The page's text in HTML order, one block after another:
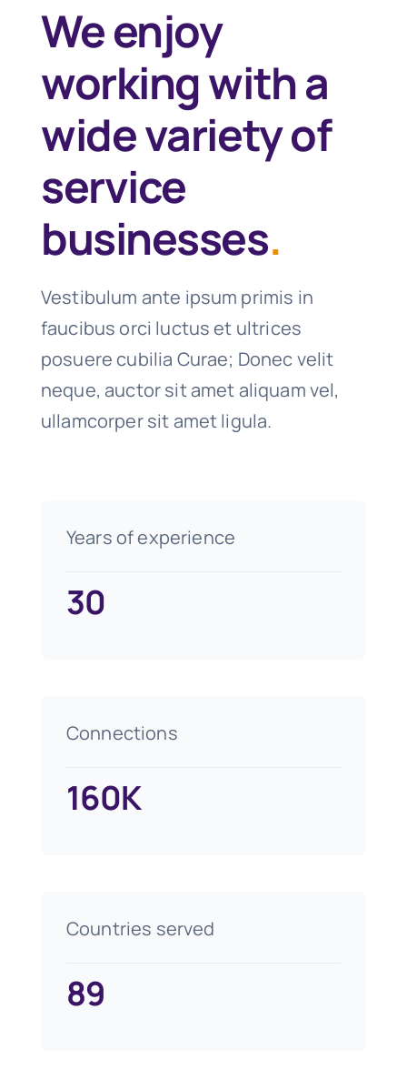
We enjoy
working with a
wide variety of
service
businesses.
Vestibulum ante ipsum primis in
faucibus orci luctus et ultrices
posuere cubilia Curae; Donec velit
neque, auctor sit amet aliquam vel,
ullamcorper sit amet ligula.
Years of experience
30
Connections
160K
Countries served
89